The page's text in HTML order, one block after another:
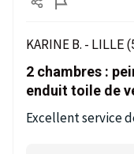
KARINE B. - LILLE
2 chambres :
enduit toile de
Excellent service